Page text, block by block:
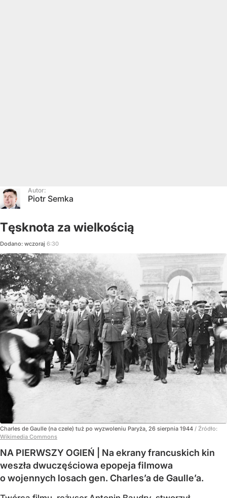
Autor:
Piotr Semka
Tęsknota za wielkością
Dodano: wczoraj 6:30
Charles de Gaulle (na czele) tuż po wyzwoleniu Paryża, 26 sierpnia 1944 / Źródło:
Wikimedia Commons
NA PIERWSZY OGIEŃ | Na ekrany francuskich kin
weszła dwuczęściowa epopeja filmowa
o wojennych losach gen. Charles’a de Gaulle’a.